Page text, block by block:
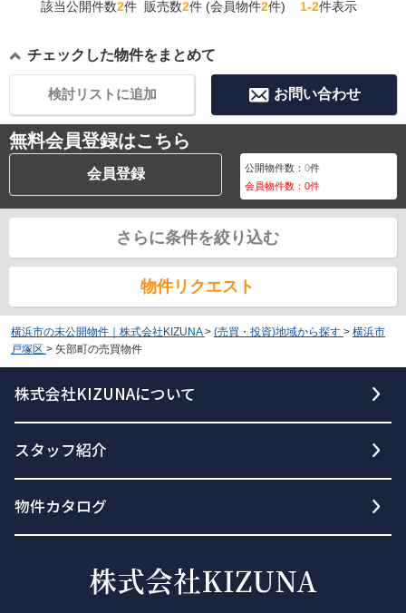
該当公開件数2件 販売数2件 (会員物件2件) 1-2件表示
チェックした物件をまとめて
お問い合わせ
検討リストに追加
無料会員登録はこちら
会員登録 公開物件数：0件
会員物件数：0件
さらに条件を絞り込む
物件リクエスト
横浜市の未公開物件｜株式会社KIZUNA > (売買・投資)地域から探す > 横浜市
戸塚区 > 矢部町の売買物件
株式会社KIZUNAについて
スタッフ紹介
物件カタログ